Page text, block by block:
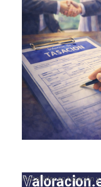
Portal líder en tasación